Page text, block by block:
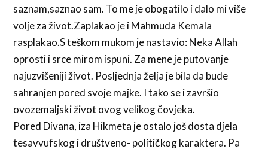
saznam,saznao sam. To me je obogatilo i dalo mi više
volje za život.Zaplakao je i Mahmuda Kemala
rasplakao.S teškom mukom je nastavio: Neka Allah
oprosti i srce mirom ispuni. Za mene je putovanje
najuzvišeniji život. Posljednja želja je bila da bude
sahranjen pored svoje majke. I tako se i završio
ovozemaljski život ovog velikog čovjeka.
Pored Divana, iza Hikmeta je ostalo još dosta djela
tesavvufskog i društveno- političkog karaktera. Pa